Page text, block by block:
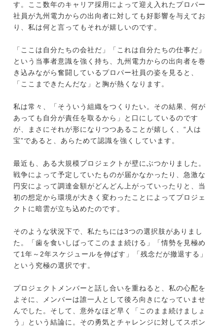
す。ここ数年のキャリア採用によって迎え入れたプロパー
社員が九州電力からの出向者に対しても好影響を与えてお
り、私は何と言ってもそれが嬉しいのです。
「ここは自分たちの会社だ」「これは自分たちの仕事だ」
という当事者意識を強く持ち、九州電力からの出向者を巻
き込みながら奮闘しているプロパー社員の姿を見ると、
「ここまできたんだな」と胸が熱くなります。
私は常々、「そういう組織をつくりたい。その結果、何が
あっても自分が責任を取るから」と口にしているのです
が、まさにそれが形になりつつあることが嬉しく、“人は
宝”であると、あらためて認識を強くしています。
最近も、ある大規模プロジェクトが壁にぶつかりました。
戦争によって予定していたものが届かなかったり、急激な
円安によって調達金額がどんどん上がっていったりと、当
初の想定から環境が大きく変わったことによってプロジェ
クトに暗雲が立ち込めたのです。
そのような状況下で、私たちには3つの選択肢がありまし
た。「歯を食いしばってこのまま続ける」「情勢を見極め
て1年～2年スケジュールを伸ばす」「残念だが撤退する」
という究極の選択です。
プロジェクトメンバーと話し合いを重ねると、私の心配を
よそに、メンバーは誰一人として後ろ向きになっていませ
んでした。そして、意外なほど早く「このまま続けましょ
う」という結論に。その勇気とチャレンジに対してスポン